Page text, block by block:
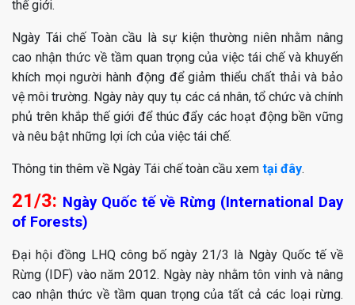
thế giới.
Ngày Tái chế Toàn cầu là sự kiện thường niên nhằm nâng
cao nhận thức về tầm quan trọng của việc tái chế và khuyến
khích mọi người hành động để giảm thiểu chất thải và bảo
vệ môi trường. Ngày này quy tụ các cá nhân, tổ chức và chính
phủ trên khắp thế giới để thúc đẩy các hoạt động bền vững
và nêu bật những lợi ích của việc tái chế.
Thông tin thêm về Ngày Tái chế toàn cầu xem tại đây.
21/3: Ngày Quốc tế về Rừng (International Day
of Forests)
Đại hội đồng LHQ công bố ngày 21/3 là Ngày Quốc tế về
Rừng (IDF) vào năm 2012. Ngày này nhằm tôn vinh và nâng
cao nhận thức về tầm quan trọng của tất cả các loại rừng.